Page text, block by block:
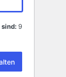
sind: 9